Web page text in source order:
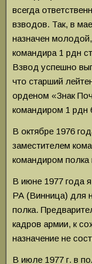
всегда
взводов. Так, в
назначен
командира 1 рдн
Взвод успешно
что старший
орденом «Знак
командиром 1 рдн
В октябре 1976
заместителем
командиром полка
В июне 1977 года
РА (Винница) для
полка.
кадров армии, к
назначение не
В июле 1977 г. в